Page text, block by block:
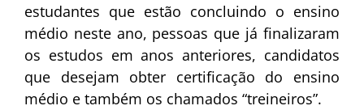
estudantes que estão concluindo o ensino
médio neste ano, pessoas que já finalizaram
os estudos em anos anteriores, candidatos
que desejam obter certificação do ensino
médio e também os chamados “treineiros”.